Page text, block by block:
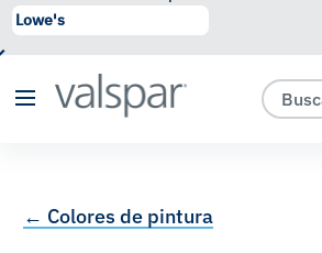
se ha agregado a
← Colores de pintura